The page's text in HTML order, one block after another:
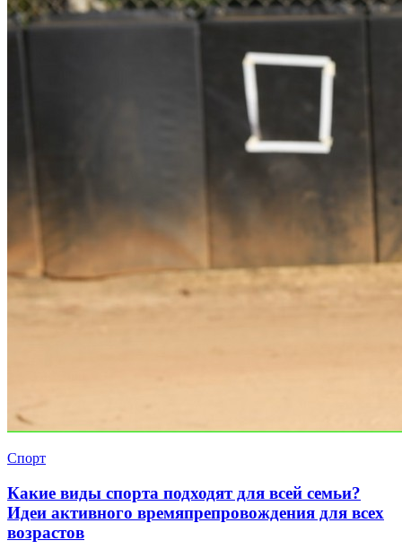
Спорт
Какие виды спорта подходят для всей семьи?
Идеи активного времяпрепровождения для всех
возрастов